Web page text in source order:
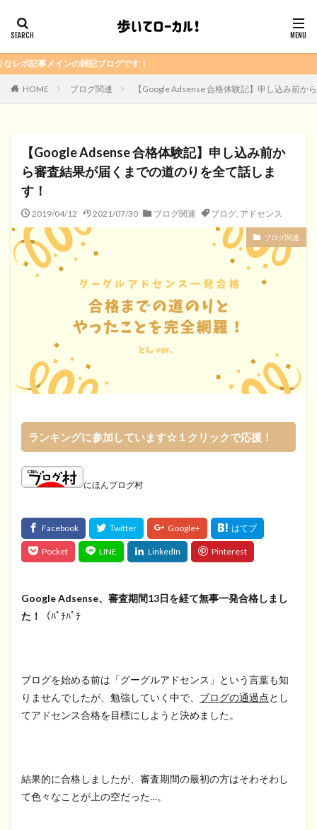
記ブログです！
HOME ブログ関連 【Google Adsense 合格体験記】申し込み前
【Google Adsense 合格体験記】申し込み前か
ら審査結果が届くまでの道のりを全て話しま
す！
2019/04/12 2021/07/30 ブログ関連 ブログ, アドセンス
ブログ関連
ランキングに参加しています☆１クリックで応援！
にほんブログ村
Google Adsense、審査期間13日を経て無事一発合格しまし
た！
（ﾊﾟﾁﾊﾟﾁ
ブログを始める前は「グーグルアドセンス」という言葉も知
りませんでしたが、勉強していく中で、 ブログの通過点とし
てアドセンス合格を目標にしようと決めました。
結果的に合格しましたが、審査期間の最初の方はそわそわし
て色々なことが上の空だった…。